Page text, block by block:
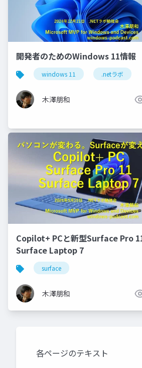
開発者のためのWindows 11情報
windows 11 .netラボ
木澤朋和
Copilot+ PCと新型Surface Pro
Surface Laptop 7
surface
木澤朋和
各ページのテキスト